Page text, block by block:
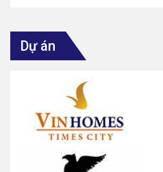
Dự án